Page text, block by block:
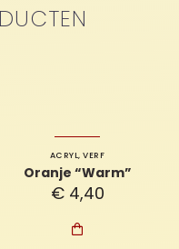
ACRYL,VERF
Oranje “Warm”
€4,40
